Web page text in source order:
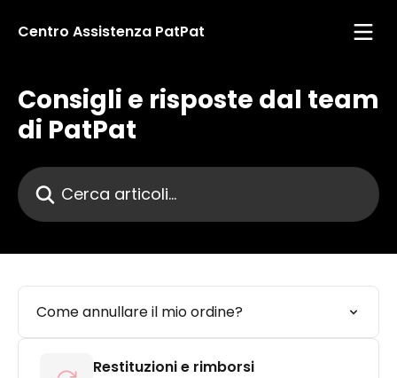
Centro Assistenza PatPat
Consigli e risposte dal team
di PatPat
Cerca articoli…
Come annullare il mio ordine?
Restituzioni e rimborsi